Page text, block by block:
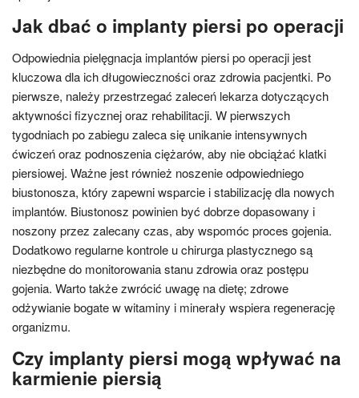
Jak dbać o implanty piersi po operacji
Odpowiednia pielęgnacja implantów piersi po operacji jest
kluczowa dla ich długowieczności oraz zdrowia pacjentki. Po
pierwsze, należy przestrzegać zaleceń lekarza dotyczących
aktywności fizycznej oraz rehabilitacji. W pierwszych
tygodniach po zabiegu zaleca się unikanie intensywnych
ćwiczeń oraz podnoszenia ciężarów, aby nie obciążać klatki
piersiowej. Ważne jest również noszenie odpowiedniego
biustonosza, który zapewni wsparcie i stabilizację dla nowych
implantów. Biustonosz powinien być dobrze dopasowany i
noszony przez zalecany czas, aby wspomóc proces gojenia.
Dodatkowo regularne kontrole u chirurga plastycznego są
niezbędne do monitorowania stanu zdrowia oraz postępu
gojenia. Warto także zwrócić uwagę na dietę; zdrowe
odżywianie bogate w witaminy i minerały wspiera regenerację
organizmu.
Czy implanty piersi mogą wpływać na
karmienie piersią